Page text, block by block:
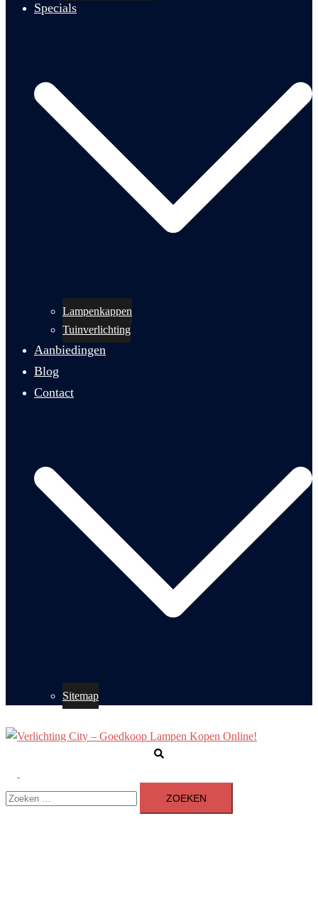
Specials
Lampenkappen
Tuinverlichting
Aanbiedingen
Blog
Contact
Sitemap
menu
Zoeken
naar: